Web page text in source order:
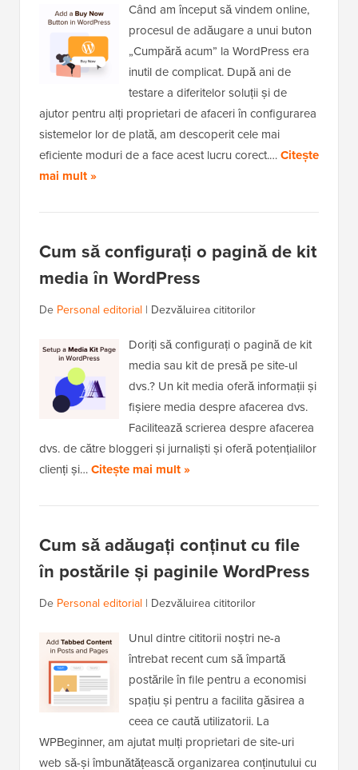
Când am început să vindem online,
procesul de adăugare a unui buton
„Cumpără acum” la WordPress era
inutil de complicat. După ani de
testare a diferitelor soluții și de
ajutor pentru alți proprietari de afaceri în configurarea
sistemelor lor de plată, am descoperit cele mai
eficiente moduri de a face acest lucru corect.…Citește
mai mult »
Cum să configurați o pagină de kit
media în WordPress
De Personal editorial | Dezvăluirea cititorilor
Doriți să configurați o pagină de kit
media sau kit de presă pe site-ul
dvs.? Un kit media oferă informații și
fișiere media despre afacerea dvs.
Facilitează scrierea despre afacerea
dvs. de către bloggeri și jurnaliști și oferă potențialilor
clienți și…Citește mai mult »
Cum să adăugați conținut cu file
în postările și paginile WordPress
De Personal editorial | Dezvăluirea cititorilor
Unul dintre cititorii noștri ne-a
întrebat recent cum să împartă
postările în file pentru a economisi
spațiu și pentru a facilita găsirea a
ceea ce caută utilizatorii. La
WPBeginner, am ajutat mulți proprietari de site-uri
web să-și îmbunătățească organizarea conținutului cu